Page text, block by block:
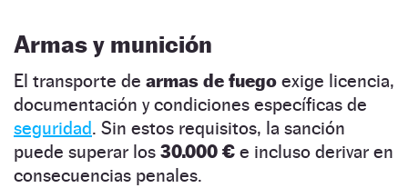
Armas y munición
El transporte de armas de fuego exige licencia,
documentación y condiciones específicas de
seguridad. Sin estos requisitos, la sanción
puede superar los 30.000 € e incluso derivar en
consecuencias penales.